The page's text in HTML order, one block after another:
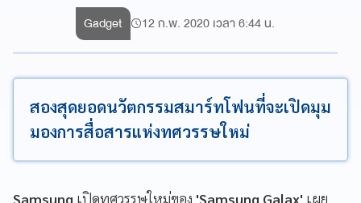
Gadget 12 ก.พ. 2020 เวลา 6:44 น.
สองสุดยอดนวัตกรรมสมาร์ทโฟนที่จะเปิดมุม
มองการสื่อสารแห่งทศวรรษใหม่
Samsung เปิดทศวรรษใหม่ของ 'Samsung Galax' เผย